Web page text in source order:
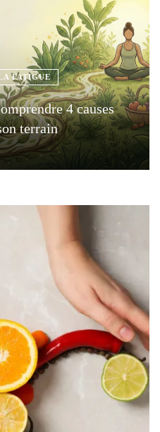
FATIGUE
4 causes
terrain